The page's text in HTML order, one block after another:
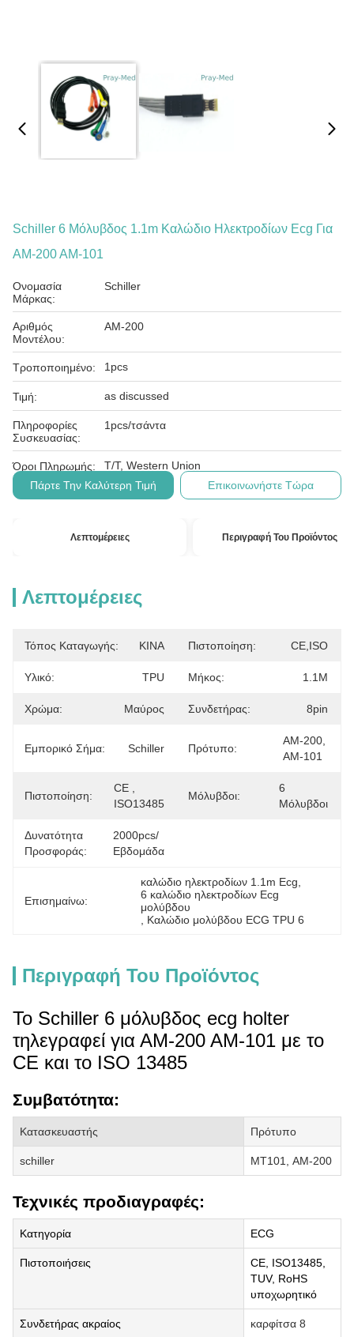
Schiller 6 Μόλυβδος 1.1m Καλώδιο Ηλεκτροδίων Ecg Για
ΑΜ-200 ΑΜ-101
Ονομασία
Μάρκας:
Schiller
Αριθμός
Μοντέλου:
ΑΜ-200
Τροποποιημένο: 1pcs
Τιμή: as discussed
Πληροφορίες
Συσκευασίας:
1pcs/τσάντα
Όροι Πληρωμής:
T/T, Western Union
Πάρτε Την Καλύτερη Τιμή
Επικοινωνήστε Τώρα
Λεπτομέρειες Περιγραφή Του Προϊόντος
Λεπτομέρειες
Τόπος Καταγωγής: ΚΙΝΑ Πιστοποίηση: CE,ISO
Υλικό: TPU Μήκος: 1.1M
Χρώμα: Μαύρος Συνδετήρας: 8pin
Εμπορικό Σήμα: Schiller Πρότυπο:
ΑΜ-200,
ΑΜ-101
Πιστοποίηση:
CE ,
ISO13485
Μόλυβδοι:
6
Μόλυβδοι
Δυνατότητα
Προσφοράς:
2000pcs/
Εβδομάδα
Επισημαίνω:
καλώδιο ηλεκτροδίων 1.1m Ecg
6 καλώδιο ηλεκτροδίων Ecg
μολύβδου
Καλώδιο μολύβδου ECG TPU 6
Περιγραφή Του Προϊόντος
Το Schiller 6 μόλυβδος ecg holter
τηλεγραφεί για ΑΜ-200 ΑΜ-101 με το
CE και το ISO 13485
Συμβατότητα:
Κατασκευαστής Πρότυπο
schiller MT101, ΑΜ-200
Τεχνικές προδιαγραφές:
Κατηγορία ECG
Πιστοποιήσεις
CE, ISO13485,
TUV, RoHS
υποχωρητικό
Συνδετήρας ακραίος καρφίτσα 8